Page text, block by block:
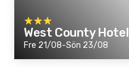
West County Hotel
Fre 21/08-Sön 23/08